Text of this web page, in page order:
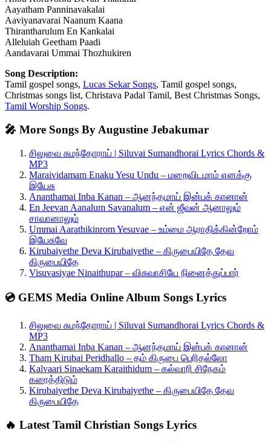
Aayatham Panninavakalai
Aaviyanavarai Naanum Kaana
Thirantharulum En Kankalai
Alleluiah Geetham Paadi
Aandavarai Ummai Thozhukiren
Song Description:
Tamil gospel songs, Lucas Sekar Songs, Tamil gospel songs,
Christmas songs list, Christava Padal Tamil, Best Christmas Songs,
Tamil Worship Songs.
🎤 More Songs By Augustine Jebakumar
சிலுவை சுமந்தோராய் | Siluvai Sumandhorai Lyrics Chords &
MP3
Maraividamam Enaku Yesu Undu – மறைவிடமாம் எனக்கு
இயேசு
Ananthamai Inba Kanan – ஆனந்தமாய் இன்பக் கானான்
En Jeevan Aanalum Savanalum – என் ஜீவன் ஆனாலும்
சாவானாலும்
Ummai Aarathikinrom Yesuvae – உம்மை ஆராதிக்கின்றோம்
இயேசுவே
Kirubaiyethe Deva Kirubaiyethe – கிருபையிதே தேவ
கிருபையிதே
Visuvasiyae Ninaithupar – விசுவாசியே நினைத்துப்பார்
💿 GEMS Media Online Album Songs Lyrics
சிலுவை சுமந்தோராய் | Siluvai Sumandhorai Lyrics Chords &
MP3
Ananthamai Inba Kanan – ஆனந்தமாய் இன்பக் கானான்
Tham Kirubai Peridhallo – தம் கிருபை பெரிதல்லோ
Kalvaari Sinaekam Karaithidum – கல்வாரி சிநேகம்
கரைத்திடும்
Kirubaiyethe Deva Kirubaiyethe – கிருபையிதே தேவ
கிருபையிதே
🔥 Latest Tamil Christian Songs Lyrics